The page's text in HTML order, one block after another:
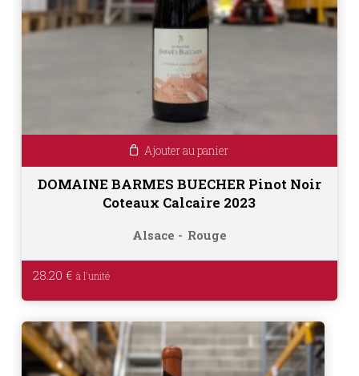
Ajouter au panier
DOMAINE BARMES BUECHER Pinot Noir
Coteaux Calcaire 2023
Alsace Rouge
28.20 €